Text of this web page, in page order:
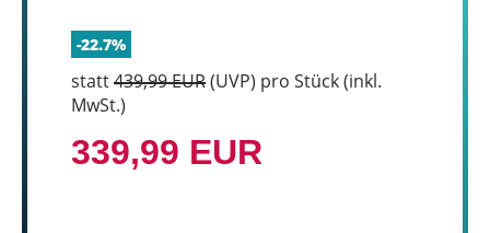
-22.7%
statt439,99 EUR(UVP) pro Stück (inkl.
MwSt.)
339,99 EUR